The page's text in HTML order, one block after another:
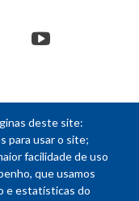
deste site:
para usar o site;
facilidade de uso
que usamos
e estatísticas do
youtube